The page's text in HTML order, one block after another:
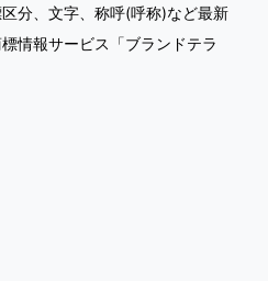
分、文字、称呼(呼称)など最新
情報サービス「ブランドテラ